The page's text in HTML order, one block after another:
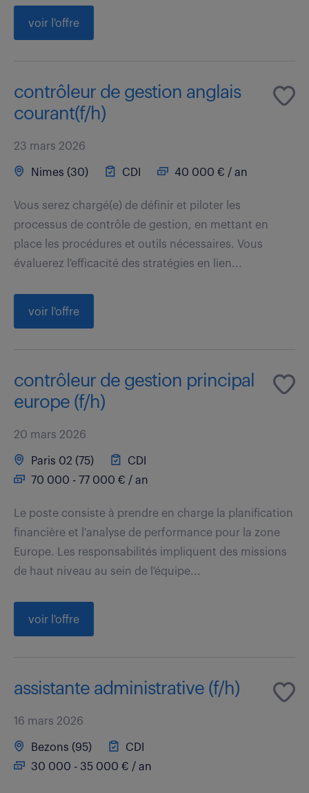
voir l'offre
contrôleur de gestion anglais
courant(f/h)
23 mars 2026
Nimes (30) CDI 40 000 € / an
Vous serez chargé(e) de définir et piloter les
processus de contrôle de gestion, en mettant en
place les procédures et outils nécessaires. Vous
évaluerez l'efficacité des stratégies en lien...
voir l'offre
contrôleur de gestion principal
europe (f/h)
20 mars 2026
Paris 02 (75)
CDI
70 000 - 77 000 € / an
Le poste consiste à prendre en charge la planification
financière et l'analyse de performance pour la zone
Europe. Les responsabilités impliquent des missions
de haut niveau au sein de l'équipe...
voir l'offre
assistante administrative (f/h)
16 mars 2026
Bezons (95)
CDI
30 000 - 35 000 € / an